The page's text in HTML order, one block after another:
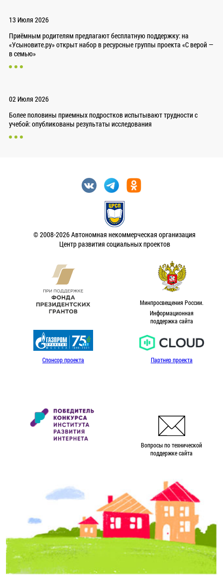
13 Июля 2026
Приёмным родителям предлагают бесплатную поддержку: на
«Усыновите.ру» открыт набор в ресурсные группы проекта «С верой —
в семью»
02 Июля 2026
Более половины приемных подростков испытывают трудности с
учебой: опубликованы результаты исследования
© 2008-2026 Автономная некоммерческая организация
Центр развития социальных проектов
Минпросвещения России.
Информационная
поддержка сайта
Спонсор проекта Партнер проекта
Вопросы по технической
поддержке сайта